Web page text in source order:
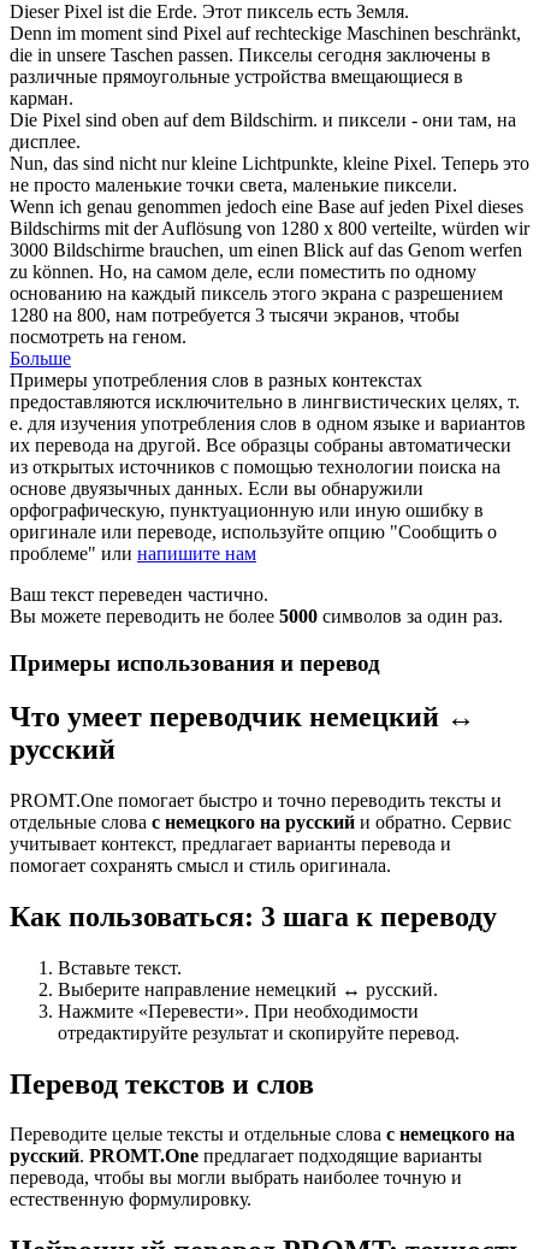
DieserPixel ist die Erde. Этот пиксель есть Земля.
Denn im moment sind Pixel auf rechteckige Maschinen beschränkt,
die in unsere Taschen passen. Пикселы сегодня заключены в
различные прямоугольные устройства вмещающиеся в
карман.
Die Pixel sind oben auf dem Bildschirm. и пиксели - они там, на
дисплее.
Nun, das sind nicht nur kleine Lichtpunkte, kleine Pixel. Теперь это
не просто маленькие точки света, маленькие пиксели.
Wenn ich genau genommen jedoch eine Base auf jeden Pixel dieses
Bildschirms mit der Auflösung von 1280 x 800 verteilte, würden wir
3000 Bildschirme brauchen, um einen Blick auf das Genom werfen
zu können. Но, на самом деле, если поместить по одному
основанию на каждый пиксель этого экрана с разрешением
1280 на 800, нам потребуется 3 тысячи экранов, чтобы
посмотреть на геном.
Больше
Примеры употребления слов в разных контекстах
предоставляются исключительно в лингвистических целях, т.
е. для изучения употребления слов в одном языке и вариантов
их перевода на другой. Все образцы собраны автоматически
из открытых источников с помощью технологии поиска на
основе двуязычных данных. Если вы обнаружили
орфографическую, пунктуационную или иную ошибку в
оригинале или переводе, используйте опцию "Сообщить о
проблеме" или напишите нам
Ваш текст переведен частично.
Вы можете переводить не более 5000 символов за один раз.
Примеры использования и перевод
Что умеет переводчик немецкий ↔
русский
PROMT.One помогает быстро и точно переводить тексты и
отдельные слова с немецкого на русский и обратно. Сервис
учитывает контекст, предлагает варианты перевода и
помогает сохранять смысл и стиль оригинала.
Как пользоваться: 3 шага к переводу
Вставьте текст.
Выберите направление немецкий ↔ русский.
Нажмите «Перевести». При необходимости
отредактируйте результат и скопируйте перевод.
Перевод текстов и слов
Переводите целые тексты и отдельные слова с немецкого на
русский. PROMT.One предлагает подходящие варианты
перевода, чтобы вы могли выбрать наиболее точную и
естественную формулировку.